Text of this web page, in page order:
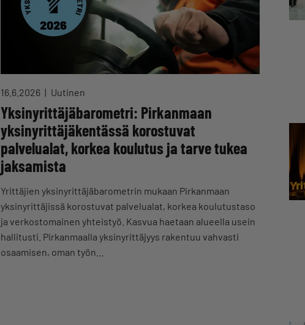
16.6.2026 Uutinen
Yksinyrittäjäbarometri: Pirkanmaan
yksinyrittäjäkentässä korostuvat
palvelualat, korkea koulutus ja tarve tukea
jaksamista
Yrittäjien yksinyrittäjäbarometrin mukaan Pirkanmaan
yksinyrittäjissä korostuvat palvelualat, korkea koulutustaso
ja verkostomainen yhteistyö. Kasvua haetaan alueella usein
hallitusti. Pirkanmaalla yksinyrittäjyys rakentuu vahvasti
osaamisen, oman työn…